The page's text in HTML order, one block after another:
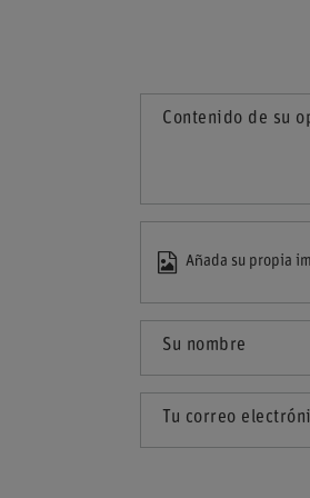
Contenido de su
Añada su propia
Su nombre
Tu correo